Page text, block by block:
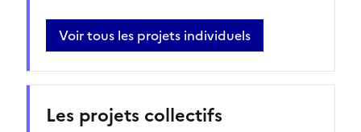
Voir tous les projets individuels
Les projets collectifs